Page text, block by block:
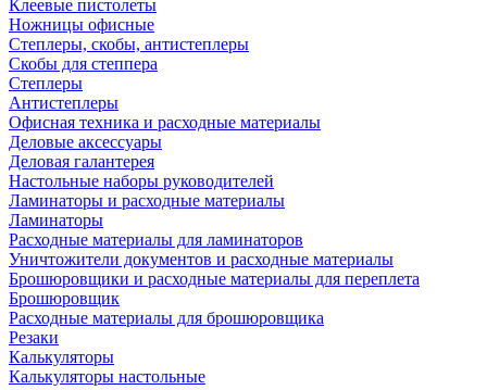
Клеевые пистолеты
Ножницы офисные
Степлеры, скобы, антистеплеры
Скобы для степпера
Степлеры
Антистеплеры
Офисная техника и расходные материалы
Деловые аксессуары
Деловая галантерея
Настольные наборы руководителей
Ламинаторы и расходные материалы
Ламинаторы
Расходные материалы для ламинаторов
Уничтожители документов и расходные материалы
Брошюровщики и расходные материалы для переплета
Брошюровщик
Расходные материалы для брошюровщика
Резаки
Калькуляторы
Калькуляторы настольные